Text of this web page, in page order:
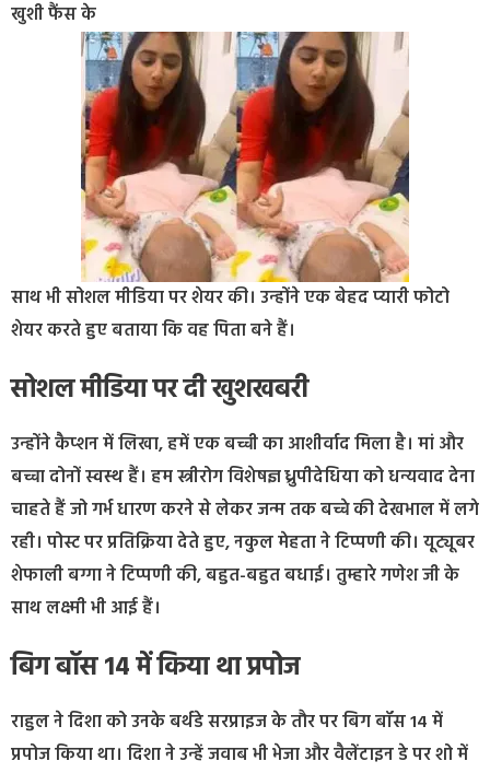
खुशी फैंस के
साथ भी सोशल मीडिया पर शेयर की। उन्होंने एक बेहद प्यारी फोटो
शेयर करते हुए बताया कि वह पिता बने हैं।
सोशल मीडिया पर दी खुशखबरी
उन्होंने कैप्शन में लिखा, हमें एक बच्ची का आशीर्वाद मिला है। मां और
बच्चा दोनों स्वस्थ हैं। हम स्त्रीरोग विशेषज्ञ ध्रुपीदेधिया को धन्यवाद देना
चाहते हैं जो गर्भ धारण करने से लेकर जन्म तक बच्चे की देखभाल में लगे
रही। पोस्ट पर प्रतिक्रिया देते हुए, नकुल मेहता ने टिप्पणी की। यूट्यूबर
शेफाली बग्गा ने टिप्पणी की, बहुत-बहुत बधाई। तुम्हारे गणेश जी के
साथ लक्ष्मी भी आई हैं।
बिग बॉस 14 में किया था प्रपोज
राहुल ने दिशा को उनके बर्थडे सरप्राइज के तौर पर बिग बॉस 14 में
प्रपोज किया था। दिशा ने उन्हें जवाब भी भेजा और वैलेंटाइन डे पर शो में